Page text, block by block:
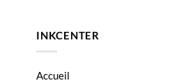
INKCENTER
Accueil